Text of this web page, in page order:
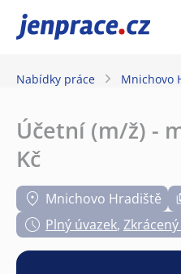
JenPráce.cz
Nabídky práce Mnichovo
Účetní (m/ž) -
Kč
Mnichovo Hradiště
Plný úvazek,